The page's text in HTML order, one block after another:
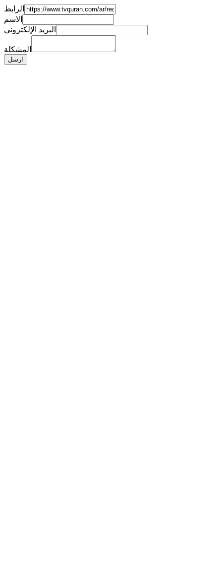
الرابط
الاسم
البريد الإلكتروني
المشكلة
ارسل